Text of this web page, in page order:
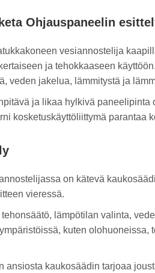
Ohjauspaneelin
vesiannostelija
ja tehokkaaseen
veden jakelua, lämmitystä ja
ja likaa hylkivä paneelipinta
kosketuskäyttöliittymä parantaa
on kätevä
vieressä.
lämpötilan valinta,
kuten olohuoneissa,
kaukosäädin tarjoaa